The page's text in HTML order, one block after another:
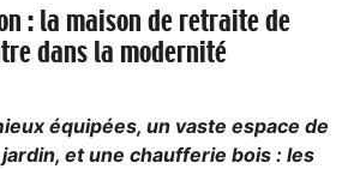
: la maison de retraite de
dans la modernité
équipées, un vaste espace de
et une chaufferie bois : les